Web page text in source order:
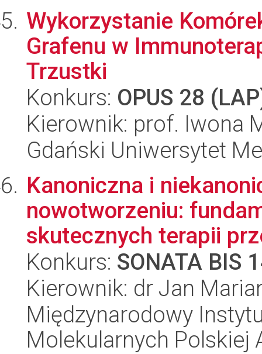
Wykorzystanie
Grafenu w
Trzustki
Konkurs: OPUS 28
Kierownik: prof. Iwona
Gdański Uniwersytet
Kanoniczna i
nowotworzeniu:
skutecznych terapii
Konkurs: SONATA BIS
Kierownik: dr Jan
Międzynarodowy
Molekularnych Polskiej